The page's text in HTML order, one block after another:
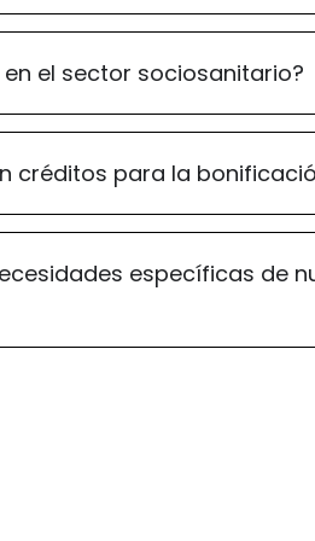
el sector sociosanitario?
créditos para la
específicas de